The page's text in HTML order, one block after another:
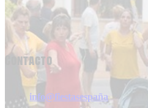
Contacto
info@fiestasespaña